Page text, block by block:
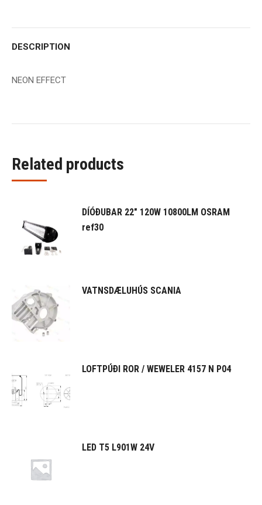
DESCRIPTION
NEON EFFECT
Related products
DÍÓÐUBAR 22" 120W 10800LM OSRAM
ref30
VATNSDÆLUHÚS SCANIA
LOFTPÚÐI ROR / WEWELER 4157 N P04
LED T5 L901W 24V